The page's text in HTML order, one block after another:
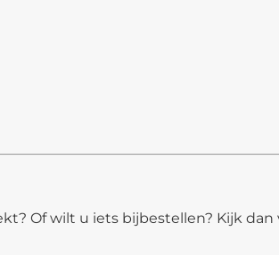
Of wilt u iets bijbestellen? Kijk dan